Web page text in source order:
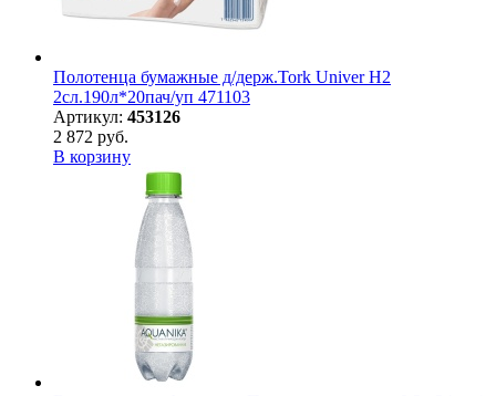
Полотенца бумажные д/держ.Tork Univer H2
2сл.190л*20пач/уп 471103
Артикул: 453126
2 872 руб.
В корзину